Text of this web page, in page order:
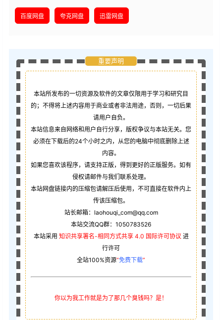
百度网盘 夸克网盘 迅雷网盘
重要声明
本站所发布的一切资源及软件的文章仅限用于学习和研究目
的；不得将上述内容用于商业或者非法用途，否则，一切后果
请用户自负。
本站信息来自网络和用户自行分享，版权争议与本站无关。您
必须在下载后的24个小时之内，从您的电脑中彻底删除上述
内容。
如果您喜欢该程序，请支持正版，得到更好的正版服务。如有
侵权请邮件与我们联系处理。
本站网盘链接内的压缩包请解压后使用，不可直接在软件内上
传该压缩包。
站长邮箱：laohouqi_com@qq.com
本站交流QQ群：1050783526
本站采用 知识共享署名-相同方式共享 4.0 国际许可协议 进
行许可
全站100%资源“免费下载”
你以为我工作就是为了那几个臭钱吗？是！